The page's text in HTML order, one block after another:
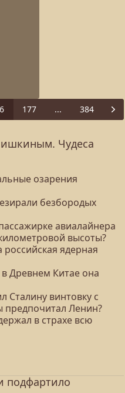
177 ... 384
Next
Чудеса
озарения
безбородых
авиалайнера
высоты?
ядерная
Древнем Китае она
винтовку с
предпочитал Ленин?
в страхе всю
подфартило